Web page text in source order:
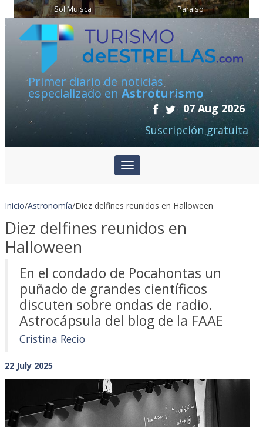
Sol Muisca
Paraíso
Primer diario de noticias
especializado en Astroturismo
07 Aug 2026
Suscripción gratuita
Inicio/Astronomía/Diez delfines reunidos en Halloween
Diez delfines reunidos en
Halloween
En el condado de Pocahontas un
puñado de grandes científicos
discuten sobre ondas de radio.
Astrocápsula del blog de la FAAE
Cristina Recio
22 July 2025
Next